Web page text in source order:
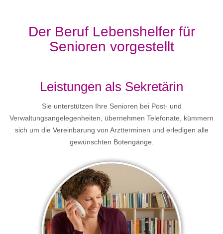
Der Beruf Lebenshelfer für
Senioren vorgestellt
Leistungen als Sekretärin
Sie unterstützen Ihre Senioren bei Post- und
Verwaltungsangelegenheiten, übernehmen Telefonate, kümmern
sich um die Vereinbarung von Arztterminen und erledigen alle
gewünschten Botengänge.